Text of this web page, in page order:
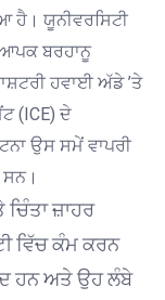
ਹੈ। ਯੂਨੀਵਰਸਿਟੀ
ਬਰਹਾਨੂ
ਹਵਾਈ ਅੱਡੇ ’ਤੇ
(ICE) ਦੇ
ਉਸ ਸਮੇਂ ਵਾਪਰੀ
ਜ਼ਾਹਰ
ਵਿੱਚ ਕੰਮ ਕਰਨ
ਹਨ ਅਤੇ ਉਹ ਲੰਬੇ